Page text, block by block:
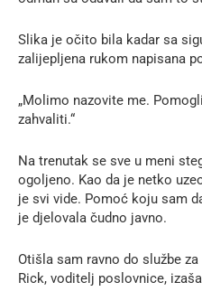
Slika je očito bila kadar sa
zalijepljena rukom napisana
„Molimo nazovite me.
zahvaliti.“
Na trenutak se sve u meni
ogoljeno. Kao da je netko
je svi vide. Pomoć koju sam
je djelovala čudno javno.
Otišla sam ravno do službe
Rick, voditelj poslovnice,